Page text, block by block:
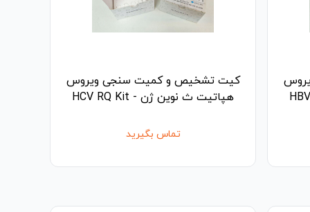
کیت تشخیص و کمیت سنجی ویروس
هپاتیت ث نوین ژن - HCV RQ Kit
تماس بگیرید